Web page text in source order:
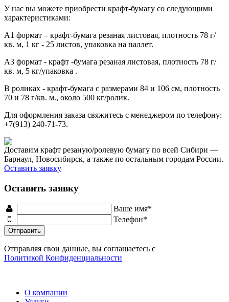
У нас вы можете приобрести крафт-бумагу со следующими
характеристиками:
А1 формат – крафт-бумага резаная листовая, плотность 78 г/
кв. м, 1 кг - 25 листов, упаковка на паллет.
А3 формат - крафт -бумага резаная листовая, плотность 78 г/
кв. м, 5 кг/упаковка .
В роликах - крафт-бумага с размерами 84 и 106 см, плотность
70 и 78 г/кв. м., около 500 кг/ролик.
Для оформления заказа свяжитесь с менеджером по телефону:
+7(913) 240-71-73.
Доставим крафт резаную/ролевую бумагу по всей Сибири —
Барнаул, Новосибирск, а также по остальным городам России.
Оставить заявку
Оставить заявку
Ваше имя*
Телефон*
Отправляя свои данные, вы соглашаетесь с
Политикой Конфиденциальности
О компании